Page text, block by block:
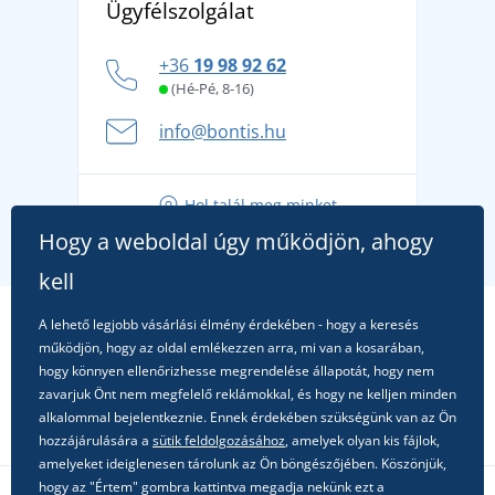
Általános adatvédelmi irányelvek
márkát, amelynek története 1976-ig nyúlik vissza
kényelmesen és biztonságosan
A nyári kaland a csomagolással kezdődik - készüljön
fel a gondtalan nyaralásra
alkalomra!
Ügyfélszolgálat
+36 19 98 92 62
(Hé-Pé, 8-16)
info@bontis.hu
Hol talál meg minket
Hogy a weboldal úgy működjön, ahogy
kell
A lehető legjobb vásárlási élmény érdekében - hogy a keresés
működjön, hogy az oldal emlékezzen arra, mi van a kosarában,
hogy könnyen ellenőrizhesse megrendelése állapotát, hogy nem
zavarjuk Önt nem megfelelő reklámokkal, és hogy ne kelljen minden
alkalommal bejelentkeznie. Ennek érdekében szükségünk van az Ön
hozzájárulására a sütik feldolgozásához, amelyek olyan kis fájlok,
amelyeket ideiglenesen tárolunk az Ön böngészőjében. Köszönjük,
hogy az "Értem" gombra kattintva megadja nekünk ezt a